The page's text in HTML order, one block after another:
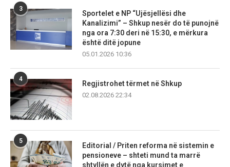
3
Sportelet e NP “Ujësjellësi dhe
Kanalizimi” – Shkup nesër do të punojnë
nga ora 7:30 deri në 15:30, e mërkura
është ditë jopune
05.01.2026 10:36
4
Regjistrohet tërmet në Shkup
02.08.2026 22:34
5
Editorial / Priten reforma në sistemin e
pensioneve – shteti mund ta marrë
shtyllën e dytë nga kursimet e